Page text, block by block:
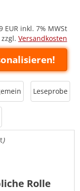
EUR inkl. 7% MWSt
zzgl. Versandkosten
Leseprobe
)
Rolle